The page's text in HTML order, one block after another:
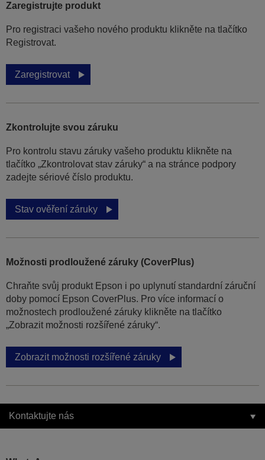
Zaregistrujte produkt
Pro registraci vašeho nového produktu klikněte na tlačítko
Registrovat.
Zaregistrovat
Zkontrolujte svou záruku
Pro kontrolu stavu záruky vašeho produktu klikněte na
tlačítko „Zkontrolovat stav záruky“ a na stránce podpory
zadejte sériové číslo produktu.
Stav ověření záruky
Možnosti prodloužené záruky (CoverPlus)
Chraňte svůj produkt Epson i po uplynutí standardní záruční
doby pomocí Epson CoverPlus. Pro více informací o
možnostech prodloužené záruky klikněte na tlačítko
„Zobrazit možnosti rozšířené záruky“.
Zobrazit možnosti rozšířené záruky
Kontaktujte nás